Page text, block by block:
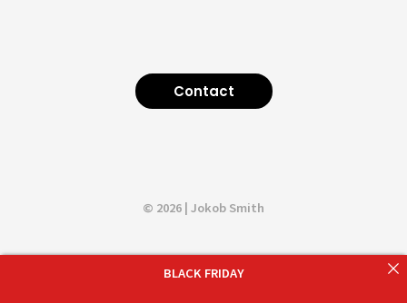
Contact
© 2026 | Jokob Smith
BLACK FRIDAY